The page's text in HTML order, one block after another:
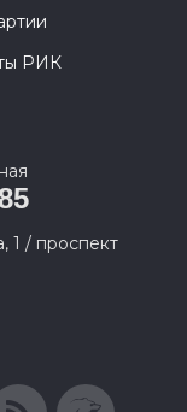
РИК
1 / проспект